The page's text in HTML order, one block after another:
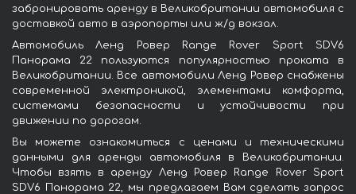
забронировать аренду в Великобритании автомобиля с
доставкой авто в аэропорты или ж/д вокзал.
Автомобиль Ленд Ровер Range Rover Sport SDV6
Панорама 22 пользуются популярностью проката в
Великобритании. Все автомобили Ленд Ровер снабжены
современной электроникой, элементами комфорта,
системами безопасности и устойчивости при
движении по дорогам.
Вы можете ознакомиться с ценами и техническими
данными для аренды автомобиля в Великобритании.
Чтобы взять в аренду Ленд Ровер Range Rover Sport
SDV6 Панорама 22, мы предлагаем Вам сделать запрос